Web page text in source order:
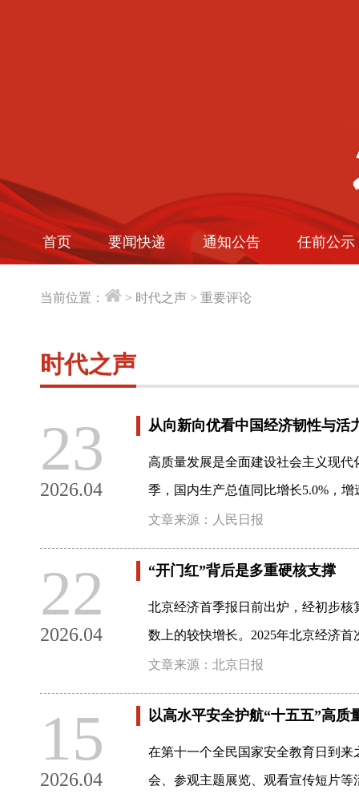
首页 要闻快递 通知公告 任前公示
当前位置： > 时代之声 > 重要评论
时代之声
23
2026.04
从向新向优看中国经济韧性与活
高质量发展是全面建设社会主义现代
季，国内生产总值同比增长5.0%，
文章来源：人民日报
22
2026.04
“开门红”背后是多重硬核支撑
北京经济首季报日前出炉，经初步核
数上的较快增长。2025年北京经济
文章来源：北京日报
15
2026.04
以高水平安全护航“十五五”高质
在第十一个全民国家安全教育日到来
会、参观主题展览、观看宣传短片